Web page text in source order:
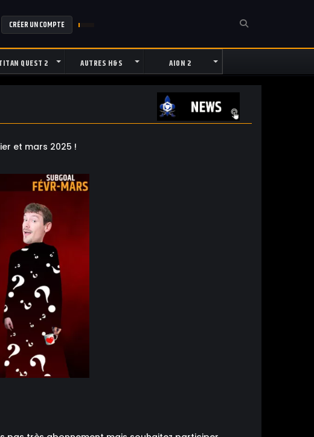
CRÉER UN COMPTE
QUEST 2 AUTRES H&S AION 2
et mars 2025 !